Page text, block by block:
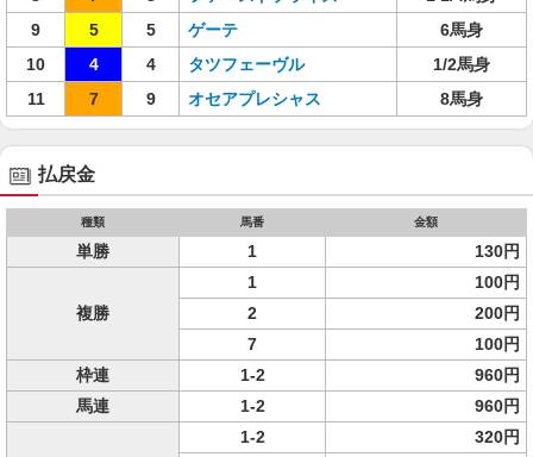
9
5 5 ゲーテ
6馬身
10
4 4 タツフェーヴル
1/2馬身
11
7 9 オセアプレシャス 8馬身
払戻金
種類 馬番 金額
単勝 1 130円
複勝
1
100円
2
200円
7
100円
枠連
1-2
960円
馬連
1-2 960円
1-2
320円